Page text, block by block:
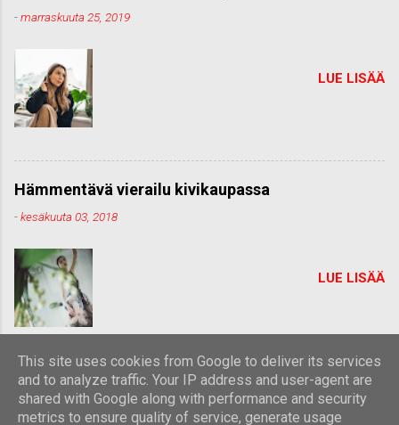
-marraskuuta 25, 2019
LUE LISÄÄ
Hämmentävä vierailu kivikaupassa
-kesäkuuta 03, 2018
LUE LISÄÄ
Sisällön tarjoaa Blogger
This site uses cookies from Google to deliver its services
and to analyze traffic. Your IP address and user-agent are
shared with Google along with performance and security
metrics to ensure quality of service, generate usage